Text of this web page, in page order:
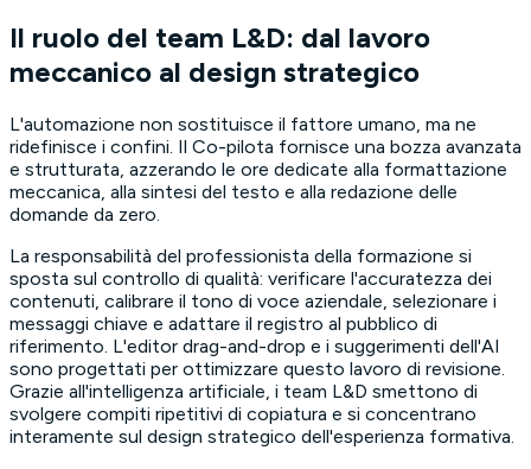
Il ruolo del team L&D: dal lavoro
meccanico al design strategico
L'automazione non sostituisce il fattore umano, ma ne
ridefinisce i confini. Il Co-pilota fornisce una bozza avanzata
e strutturata, azzerando le ore dedicate alla formattazione
meccanica, alla sintesi del testo e alla redazione delle
domande da zero.
La responsabilità del professionista della formazione si
sposta sul controllo di qualità: verificare l'accuratezza dei
contenuti, calibrare il tono di voce aziendale, selezionare i
messaggi chiave e adattare il registro al pubblico di
riferimento. L'editor drag-and-drop e i suggerimenti dell'AI
sono progettati per ottimizzare questo lavoro di revisione.
Grazie all'intelligenza artificiale, i team L&D smettono di
svolgere compiti ripetitivi di copiatura e si concentrano
interamente sul design strategico dell'esperienza formativa.